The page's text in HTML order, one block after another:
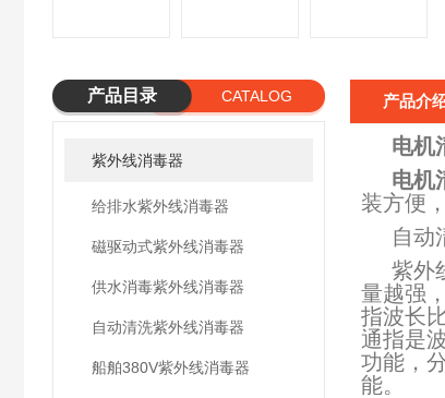
产品目录 CATALOG
紫外线消毒器
给排水紫外线消毒器
磁驱动式紫外线消毒器
供水消毒紫外线消毒器
自动清洗紫外线消毒器
船舶380V紫外线消毒器
产品介
电机
电机
装方便
自动
紫外
量越强
指波长
通指是
功能，
能。